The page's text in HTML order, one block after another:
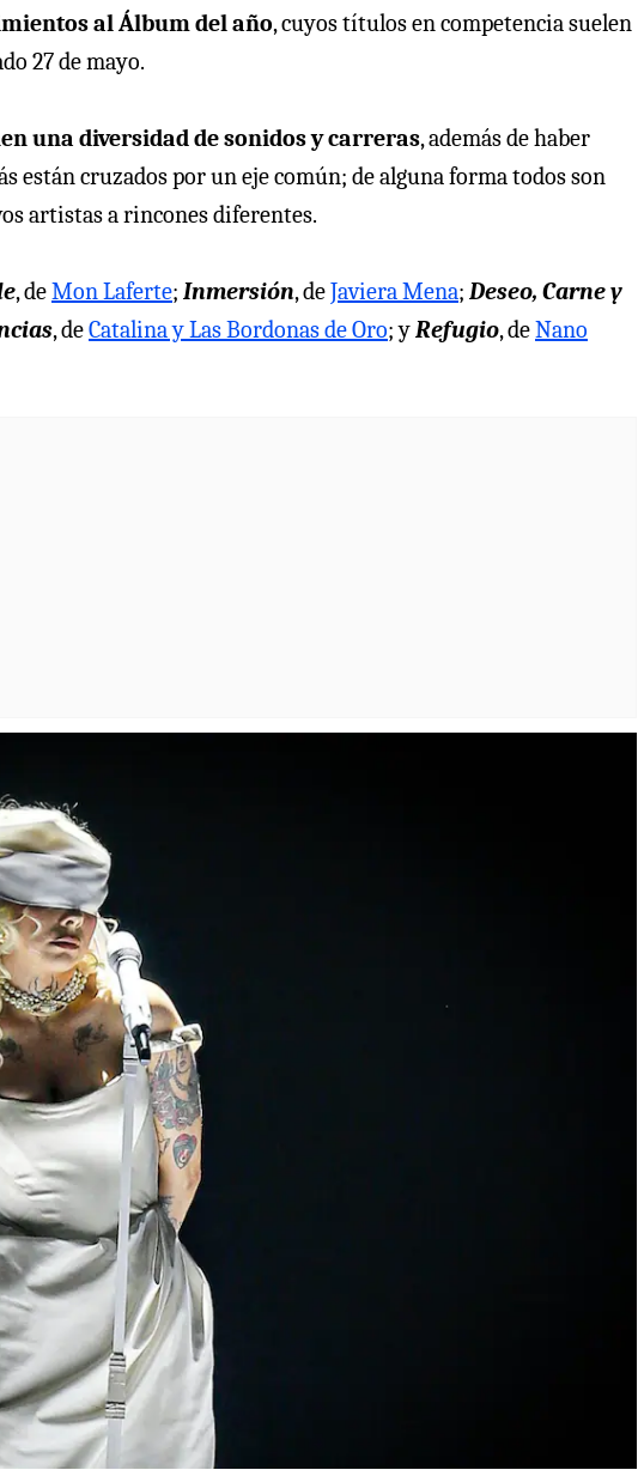
al Álbum del año, cuyos títulos en competencia suelen
27 de mayo.
una diversidad de sonidos y carreras, además de haber
están cruzados por un eje común; de alguna forma todos son
artistas a rincones diferentes.
, deMon Laferte; Inmersión, deJaviera Mena; Deseo, Carne y
, deCatalina y Las Bordonas de Oro; yRefugio, deNano